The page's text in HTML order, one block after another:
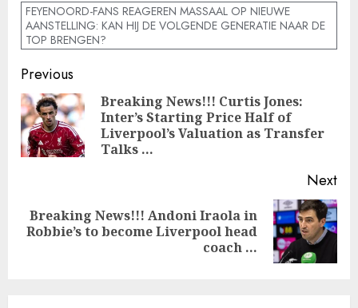
FEYENOORD-FANS REAGEREN MASSAAL OP NIEUWE
AANSTELLING: KAN HIJ DE VOLGENDE GENERATIE NAAR DE
TOP BRENGEN?
Post
navigation
Previous
Breaking News!!! Curtis Jones:
Inter’s Starting Price Half of
Liverpool’s Valuation as Transfer
Talks …
Next
Next
Breaking News!!! Andoni Iraola in
Robbie’s to become Liverpool head
coach …